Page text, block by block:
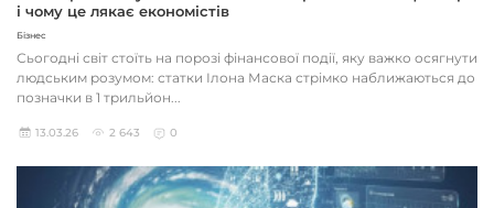
і чому це лякає економістів
Бізнес
Сьогодні світ стоїть на порозі фінансової події, яку важко осягнути
людським розумом: статки Ілона Маска стрімко наближаються до
позначки в 1 трильйон...
13.03.26 2 643 0